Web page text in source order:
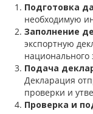
Подготовка
необходимую
Заполнение
экспортную
национального
Подача
Декларация
проверки и
Проверка и